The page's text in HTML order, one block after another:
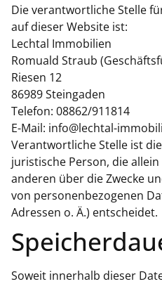
Die verantwortliche Stelle
auf dieser Website ist:
Lechtal Immobilien
Romuald Straub
Riesen 12
86989 Steingaden
Telefon: 08862/911814
E-Mail: info@lechtal-
Verantwortliche Stelle ist
juristische Person, die
anderen über die Zwecke
von personenbezogenen
Adressen o. Ä.) entscheidet.
Soweit innerhalb dieser